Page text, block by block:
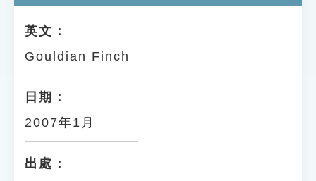
遊戲專區
教學應用
貓頭鷹博士
英文：
Gouldian Finch
日期：
2007年1月
出處：